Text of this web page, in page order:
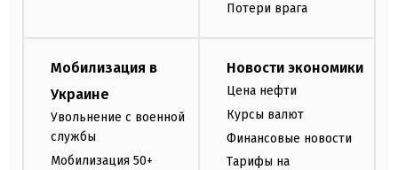
Потери врага
Мобилизация в
Украине
Увольнение с военной
службы
Мобилизация 50+
Новости экономики
Цена нефти
Курсы валют
Финансовые новости
Тарифы на